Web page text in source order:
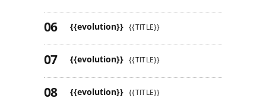
{{evolution}} {{TITLE}}
{{evolution}} {{TITLE}}
{{evolution}} {{TITLE}}